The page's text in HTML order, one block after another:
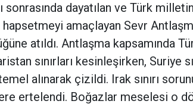
sonrasında dayatılan ve Türk
amaçlayan Sevr
atıldı. Antlaşma kapsamında
sınırları kesinleşirken, Suriye
alınarak çizildi. Irak sınırı
ertelendi. Boğazlar meselesi o